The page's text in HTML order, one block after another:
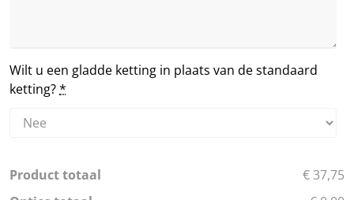
Wilt u een gladde ketting in plaats van de standaard
ketting?*
Product totaal
€ 37,75